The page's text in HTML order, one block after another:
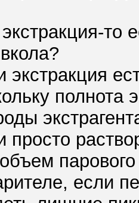
то
экстракция
полнота
просто
если